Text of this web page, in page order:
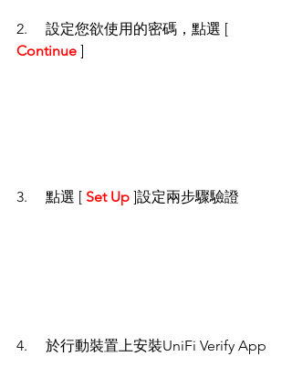
2.     設定您欲使用的密碼，點選 [
Continue ]
3.     點選 [ Set Up ]設定兩步驟驗證
4.     於行動裝置上安裝UniFi Verify App